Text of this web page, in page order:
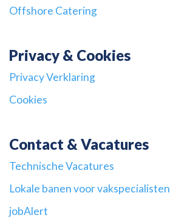
Offshore Catering
Privacy & Cookies
Privacy Verklaring
Cookies
Contact & Vacatures
Technische Vacatures
Lokale banen voor vakspecialisten
jobAlert